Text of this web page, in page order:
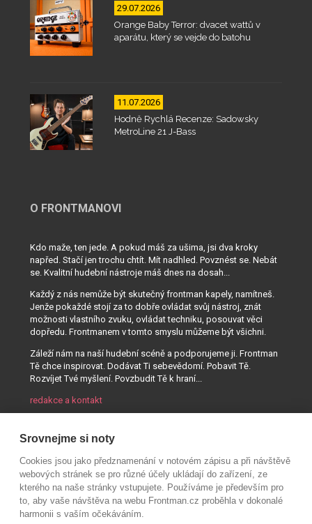
29.07.2026
Orange Baby Terror: dvacet wattů v
aparátu, který se vejde do batohu
11.07.2026
Hodně Rychlá Recenze: Sadowsky
MetroLine 21 J-Bass
O FRONTMANOVI
Kdo maže, ten jede. A pokud máš za ušima, jsi dva kroky
napřed. Stačí jen trochu chtít. Mít nadhled. Povznést se. Nebát
se. Kvalitní hudební nástroje máš dnes na dosah...
Každý z nás nemůže být skutečný frontman kapely, namítneš.
Jenže pokaždé stojí za to dobře ovládat svůj nástroj, znát
možnosti vlastního zvuku, ovládat techniku, posouvat věci
dopředu. Frontmanem v tomto smyslu můžeme být všichni.
Záleží nám na naší hudební scéně a podporujeme ji. Frontman
Tě chce inspirovat. Dodávat Ti sebevědomí. Pobavit Tě.
Rozvíjet Tvé myšlení. Povzbudit Tě k hraní...
redakce a kontakt
Srovnejme si noty
Cookies jsou jako předznamenání v notovém zápisu a při návštěvě
webových stránek se pro různé účely ukládají do zařízení, ze
kterého na naše stránky vstupujete. Používáme je především pro
to, aby vaše návštěva na webu Frontman.cz proběhla v dokonalé
harmonii s vaším očekáváním.